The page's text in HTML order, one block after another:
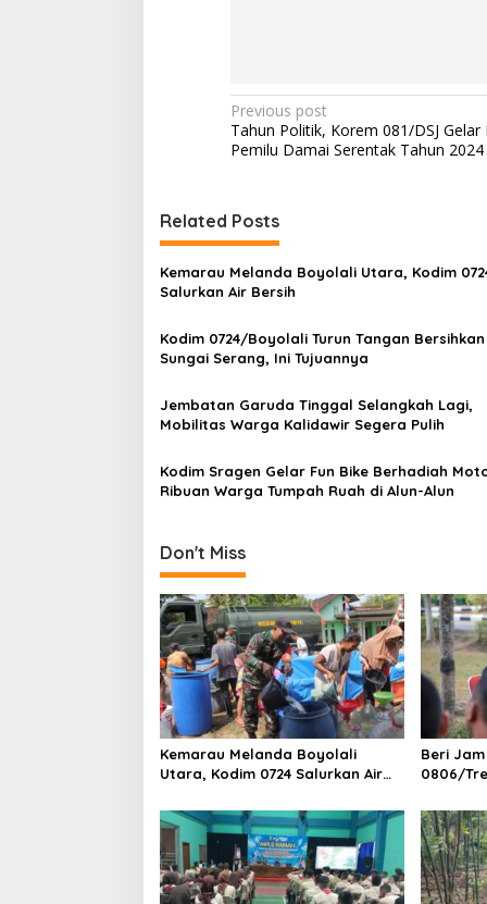
P
o
t
n
a
v
i
g
t
o
n
Previous post
Tahun Politik, Korem 081/DSJ Gelar
Pemilu Damai Serentak Tahun 2024
Related Posts
Kemarau Melanda Boyolali Utara, Kodim
Salurkan Air Bersih
Kodim 0724/Boyolali Turun Tangan Bersihkan
Sungai Serang, Ini Tujuannya
Jembatan Garuda Tinggal Selangkah Lagi,
Mobilitas Warga Kalidawir Segera Pulih
Kodim Sragen Gelar Fun Bike Berhadiah
Ribuan Warga Tumpah Ruah di Alun-Alun
Don't Miss
Kemarau Melanda Boyolali
Utara, Kodim 0724 Salurkan Air
Beri
0806/